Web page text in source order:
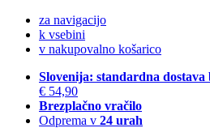
za navigacijo
k vsebini
v nakupovalno košarico
Slovenija: standardna dostava
€ 54,90
Brezplačno vračilo
Odprema v 24 urah